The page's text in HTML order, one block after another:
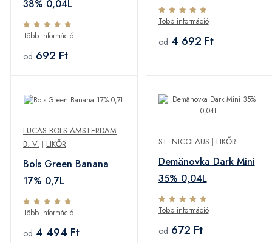
38% 0,04L
Több információ
od 692 Ft
Több információ
od 4 692 Ft
LUCAS BOLS AMSTERDAM
B. V. | LIKŐR
Bols Green Banana
17% 0,7L
Több információ
od 4 494 Ft
ST. NICOLAUS | LIKŐR
Demänovka Dark Mini
35% 0,04L
Több információ
od 672 Ft